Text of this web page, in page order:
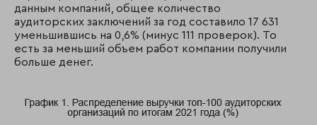
данным компаний, общее количество
аудиторских заключений за год составило 17 631
уменьшившись на 0,6% (минус 111 проверок). То
есть за меньший объем работ компании получили
больше денег.